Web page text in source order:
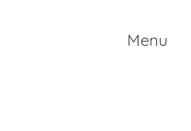
Menu